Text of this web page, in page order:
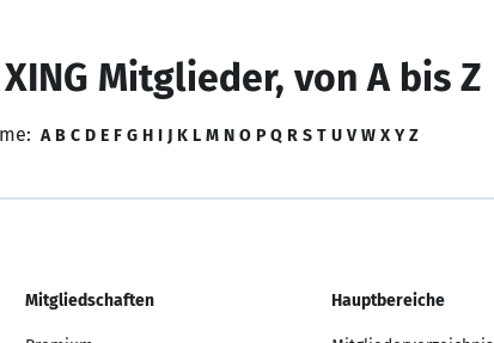
Mitglieder, von A bis Z
A B C D E F G H I J K L M N O P Q R S T U V W X Y Z
Mitgliedschaften Hauptbereiche